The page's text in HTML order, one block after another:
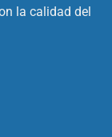
la calidad del